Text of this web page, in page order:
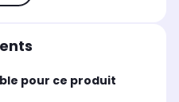
pour ce produit